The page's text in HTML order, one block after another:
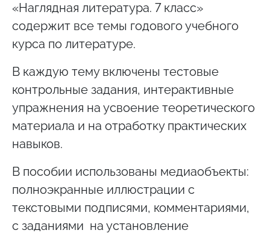
«Наглядная литература. 7 класс»
содержит все темы годового учебного
курса по литературе.
В каждую тему включены тестовые
контрольные задания, интерактивные
упражнения на усвоение теоретического
материала и на отработку практических
навыков.
В пособии использованы медиаобъекты:
полноэкранные иллюстрации с
текстовыми подписями, комментариями,
с заданиями на установление